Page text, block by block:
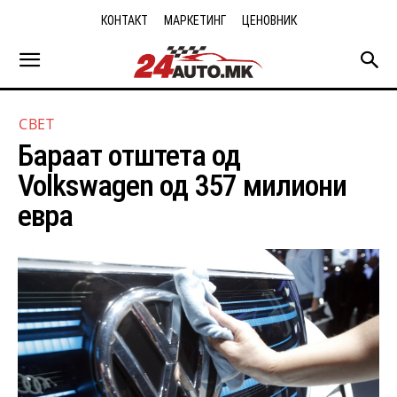
КОНТАКТ МАРКЕТИНГ ЦЕНОВНИК
СВЕТ
Бараат отштета од
Volkswagen од 357 милиони
евра